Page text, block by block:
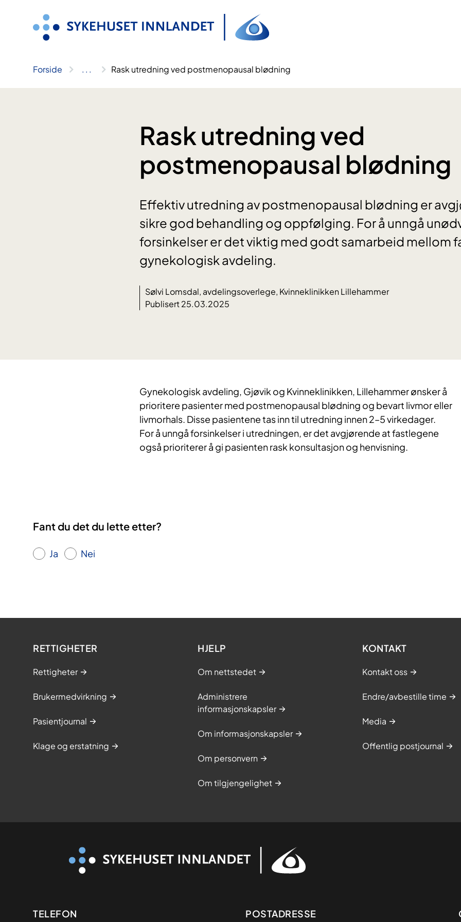
Forside .. . Rask utredning ved postmenopausal blødning
Rask utredning ved
postmenopausal blødning
Effektiv utredning av postmenopausal blødning er
sikre god behandling og oppfølging. For å unngå
forsinkelser er det viktig med godt samarbeid mellom
gynekologisk avdeling.
Sølvi Lomsdal, avdelingsoverlege, Kvinneklinikken Lillehammer
Publisert 25.03.2025
Gynekologisk avdeling, Gjøvik og Kvinneklinikken, Lillehammer ønsker å
prioritere pasienter med postmenopausal blødning og bevart livmor eller
livmorhals. Disse pasientene tas inn til utredning innen 2–5 virkedager.
For å unngå forsinkelser i utredningen, er det avgjørende at fastlegene
også prioriterer å gi pasienten rask konsultasjon og henvisning.
Fant du det du lette etter?
Ja Nei
RETTIGHETER
Rettigheter
Brukermedvirkning
Pasientjournal
Klage og erstatning
HJELP
Om nettstedet
Administrere
informasjonskapsler
Om informasjonskapsler
Om personvern
Om tilgjengelighet
KONTAKT
Kontakt oss
Endre/avbestille time
Media
Offentlig postjournal
Kontaktinformasjon
TELEFON Adresse
POSTADRESSE